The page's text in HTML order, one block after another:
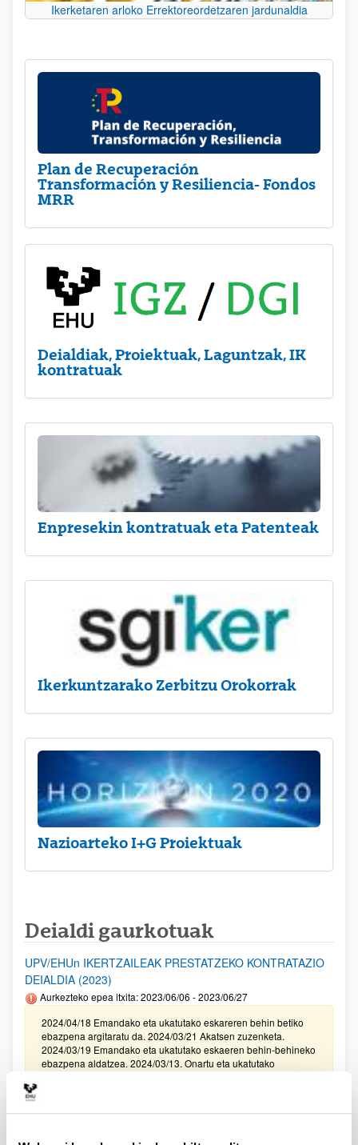
Ikerketaren arloko Errektoreordetzaren jardunaldia
Plan de Recuperación
Transformación y Resiliencia- Fondos
MRR
Deialdiak, Proiektuak, Laguntzak, IK
kontratuak
Enpresekin kontratuak eta Patenteak
Ikerkuntzarako Zerbitzu Orokorrak
Nazioarteko I+G Proiektuak
Deialdi gaurkotuak
UPV/EHUn IKERTZAILEAK PRESTATZEKO KONTRATAZIO
DEIALDIA (2023)
Aurkezteko epea itxita: 2023/06/06 - 2023/06/27
2024/04/18 Emandako eta ukatutako eskareren behin betiko
ebazpena argitaratu da. 2024/03/21 Akatsen zuzenketa.
2024/03/19 Emandako eta ukatutako eskaeren behin-behineko
ebazpena aldatzea. 2024/03/13. Onartu eta ukatutako
eskaeren behin betiko zerrenda. I Fasea. Modalitate I, II III, eta